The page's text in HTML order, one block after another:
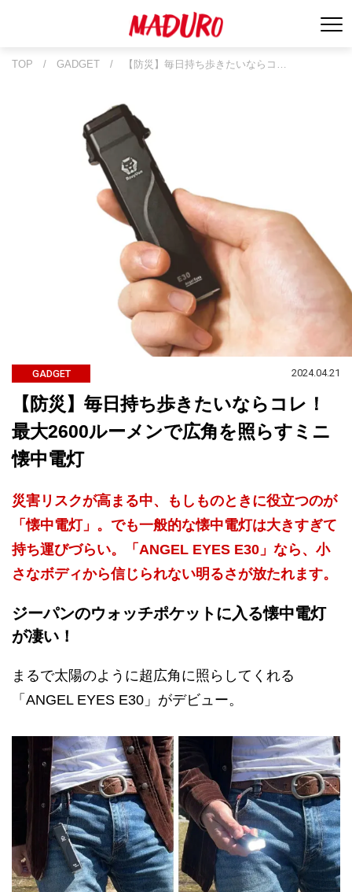
TOP / GADGET / 【防災】毎日持ち歩きたいならコ…
GADGET 2024.04.21
【防災】毎日持ち歩きたいならコレ！
最大2600ルーメンで広角を照らすミニ
懐中電灯
災害リスクが高まる中、もしものときに役立つのが
「懐中電灯」。でも一般的な懐中電灯は大きすぎて
持ち運びづらい。「ANGEL EYES E30」なら、小
さなボディから信じられない明るさが放たれます。
ジーパンのウォッチポケットに入る懐中電灯
が凄い！
まるで太陽のように超広角に照らしてくれる
「ANGEL EYES E30」がデビュー。